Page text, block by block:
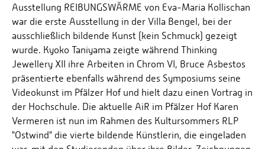
Ausstellung REIBUNGSWÄRME von Eva-Maria Kollischan
war die erste Ausstellung in der Villa Bengel, bei der
ausschließlich bildende Kunst (kein Schmuck) gezeigt
wurde. Kyoko Taniyama zeigte während Thinking
Jewellery XII ihre Arbeiten in Chrom VI, Bruce Asbestos
präsentierte ebenfalls während des Symposiums seine
Videokunst im Pfälzer Hof und hielt dazu einen Vortrag in
der Hochschule. Die aktuelle AiR im Pfälzer Hof Karen
Vermeren ist nun im Rahmen des Kultursommers RLP
"Ostwind" die vierte bildende Künstlerin, die eingeladen